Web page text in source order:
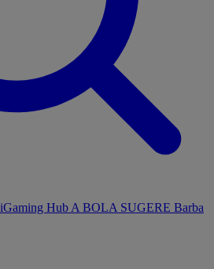
iGaming Hub A BOLA SUGERE Barba